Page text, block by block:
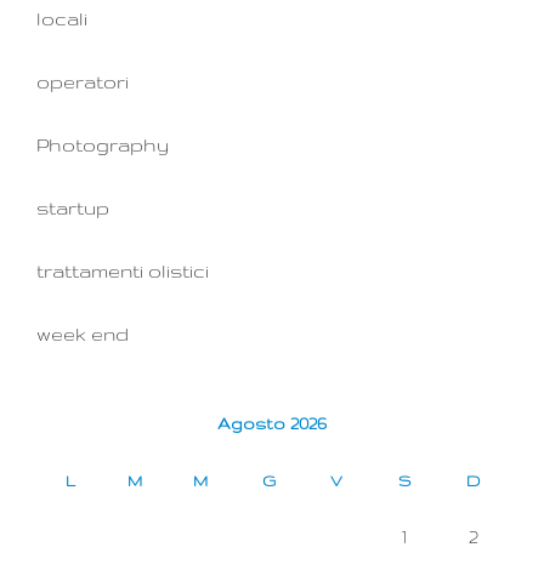
locali
operatori
Photography
startup
trattamenti olistici
week end
Agosto 2026
L M M G V S D
1 2